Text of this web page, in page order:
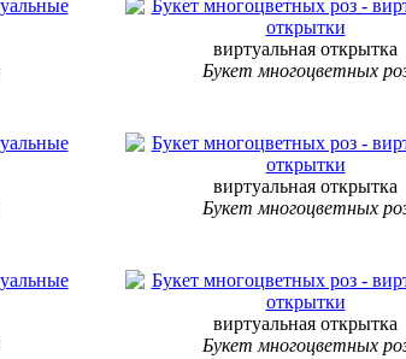
виртуальная открытка
Букет многоцветных
виртуальная открытка
Букет многоцветных
виртуальная открытка
Букет многоцветных